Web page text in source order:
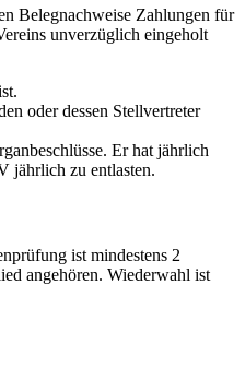
Belegnachweise Zahlungen für
unverzüglich eingeholt
oder dessen Stellvertreter
Er hat jährlich
jährlich zu entlasten.
ist mindestens 2
angehören. Wiederwahl ist